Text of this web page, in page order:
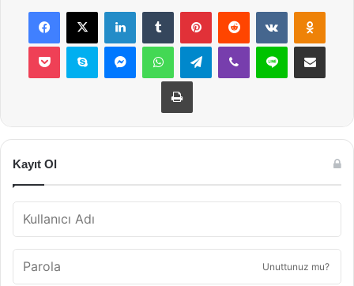
Facebook
X LinkedInTumblr PinterestReddit VKontakte
Pocket Skype MessengerWhatsAppTelegramViber Line E-Posta ile
Yazdır
Kayıt Ol
Unuttunuz mu?